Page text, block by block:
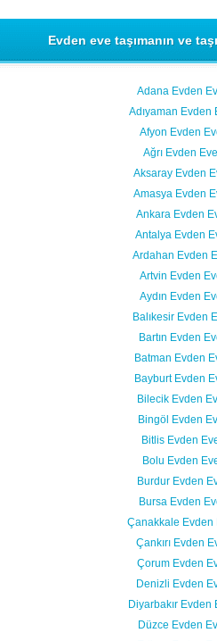
Evden eve taşımanın ve
Adana Evden
Adıyaman Evden
Afyon Evden
Ağrı Evden
Aksaray Evden
Amasya Evden
Ankara Evden
Antalya Evden
Ardahan Evden
Artvin Evden
Aydın Evden
Balıkesir Evden
Bartın Evden
Batman Evden
Bayburt Evden
Bilecik Evden
Bingöl Evden
Bitlis Evden
Bolu Evden
Burdur Evden
Bursa Evden
Çanakkale Evden
Çankırı Evden
Çorum Evden
Denizli Evden
Diyarbakır Evden
Düzce Evden